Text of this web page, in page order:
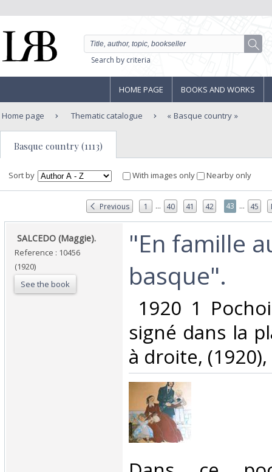
Search by criteria
HOME PAGE BOOKS AND WORKS
Home page Thematic catalogue Basque country
Basque country (1113)
Sort by With images only Nearby only
Previous 1 ... 40 41 42 43 ... 45
‎ SALCEDO (Maggie).‎
Reference : 10456
(1920)
See the book
‎"En famille
basque". ‎
1920 1
signé dans la
à droite,